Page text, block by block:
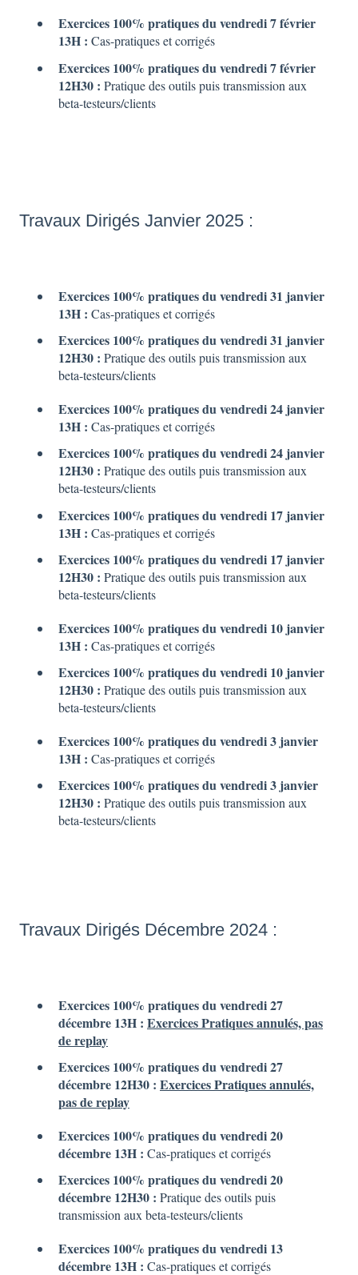
Exercices 100% pratiques du vendredi 7 février
13H : Cas-pratiques et corrigés
Exercices 100% pratiques du vendredi 7 février
12H30 : Pratique des outils puis transmission aux
beta-testeurs/clients
Travaux Dirigés Janvier 2025 :
Exercices 100% pratiques du vendredi 31 janvier
13H : Cas-pratiques et corrigés
Exercices 100% pratiques du vendredi 31 janvier
12H30 : Pratique des outils puis transmission aux
beta-testeurs/clients
Exercices 100% pratiques du vendredi 24 janvier
13H : Cas-pratiques et corrigés
Exercices 100% pratiques du vendredi 24 janvier
12H30 : Pratique des outils puis transmission aux
beta-testeurs/clients
Exercices 100% pratiques du vendredi 17 janvier
13H : Cas-pratiques et corrigés
Exercices 100% pratiques du vendredi 17 janvier
12H30 : Pratique des outils puis transmission aux
beta-testeurs/clients
Exercices 100% pratiques du vendredi 10 janvier
13H : Cas-pratiques et corrigés
Exercices 100% pratiques du vendredi 10 janvier
12H30 : Pratique des outils puis transmission aux
beta-testeurs/clients
Exercices 100% pratiques du vendredi 3 janvier
13H : Cas-pratiques et corrigés
Exercices 100% pratiques du vendredi 3 janvier
12H30 : Pratique des outils puis transmission aux
beta-testeurs/clients
Travaux Dirigés Décembre 2024 :
Exercices 100% pratiques du vendredi 27
décembre 13H : Exercices Pratiques annulés, pas
de replay
Exercices 100% pratiques du vendredi 27
décembre 12H30 : Exercices Pratiques annulés,
pas de replay
Exercices 100% pratiques du vendredi 20
décembre 13H : Cas-pratiques et corrigés
Exercices 100% pratiques du vendredi 20
décembre 12H30 : Pratique des outils puis
transmission aux beta-testeurs/clients
Exercices 100% pratiques du vendredi 13
décembre 13H : Cas-pratiques et corrigés